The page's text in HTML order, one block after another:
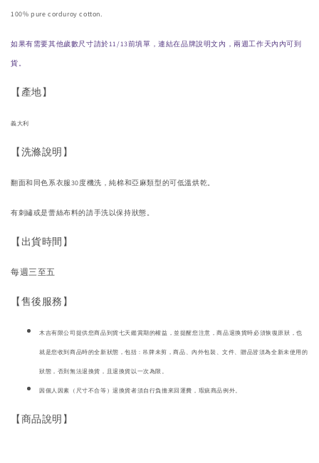
100% pure corduroy cotton.
如果有需要其他歲數尺寸請於11/13前填單，連結在品牌說明文內，兩週工作天內內可到
貨。
【產地】
義大利
【洗滌說明】
翻面和同色系衣服30度機洗，純棉和亞麻類型的可低溫烘乾。
有刺繡或是蕾絲布料的請手洗以保持狀態。
【出貨時間】
每週三至五
【售後服務】
木吉有限公司提供您商品到貨七天鑑賞期的權益，並提醒您注意，商品退換貨時必須恢復原狀，也
就是您收到商品時的全新狀態，包括 : 吊牌未剪，商品、內外包裝、文件、贈品皆須為全新未使用的
狀態，否則無法退換貨，且退換貨以一次為限。
因個人因素（尺寸不合等）退換貨者須自行負擔來回運費，瑕疵商品例外。
【商品說明】